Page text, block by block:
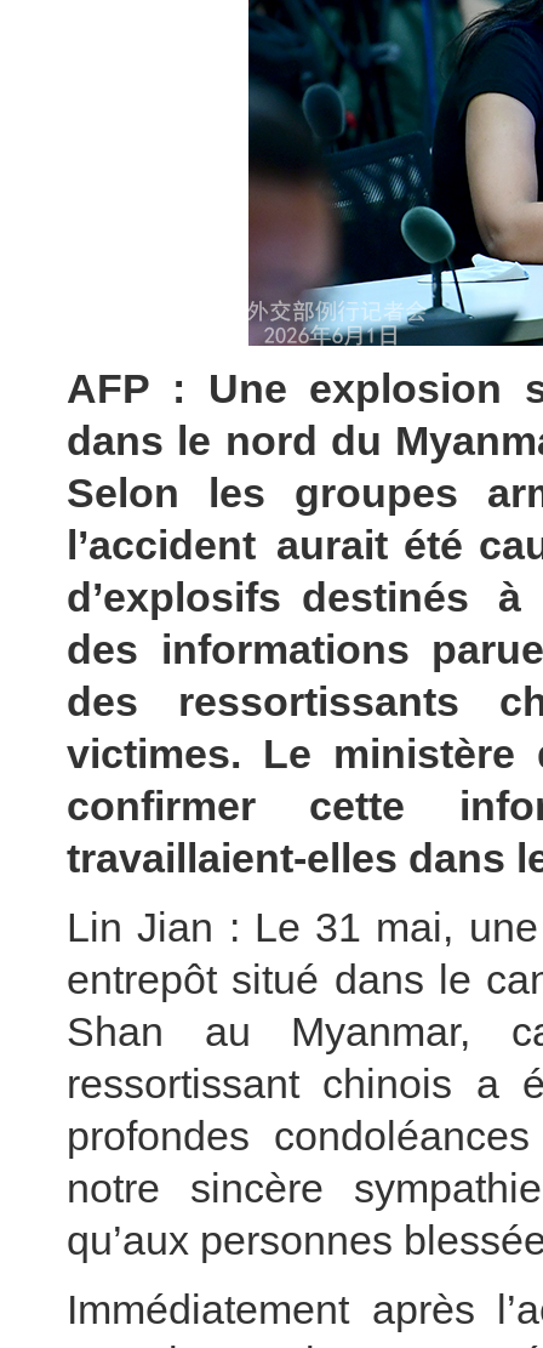
AFP : Une explosion
dans le nord du
Selon les groupes
l’accident aurait été
d’explosifs destinés
des informations
des ressortissants
victimes. Le ministère
confirmer cette
travaillaient-elles dans
Lin Jian : Le 31 mai,
entrepôt situé dans le
Shan au Myanmar,
ressortissant chinois a
profondes
notre sincère
qu’aux personnes
Immédiatement après